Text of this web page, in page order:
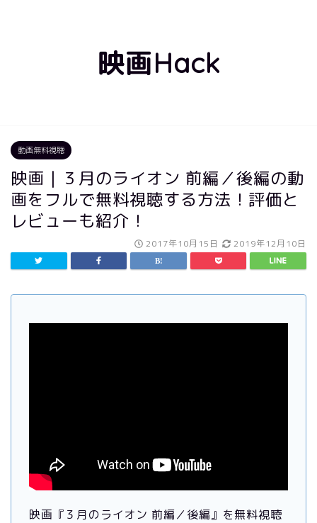
映画Hack
動画無料視聴
映画｜３月のライオン 前編／後編の動
画をフルで無料視聴する方法！評価と
レビューも紹介！
2017年10月15日 2019年12月10日
映画『３月のライオン 前編／後編』を無料視聴